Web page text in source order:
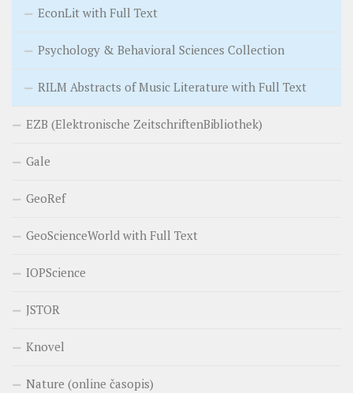
EconLit with Full Text
Psychology & Behavioral Sciences Collection
RILM Abstracts of Music Literature with Full Text
EZB (Elektronische ZeitschriftenBibliothek)
Gale
GeoRef
GeoScienceWorld with Full Text
IOPScience
JSTOR
Knovel
Nature (online časopis)